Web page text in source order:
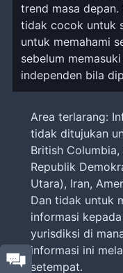
trend masa
tidak cocok untuk
untuk memahami
sebelum
independen bila
Area terlarang:
tidak ditujukan
British
Republik
Utara), Iran,
Dan tidak untuk
informasi
yurisdiksi di
informasi ini
setempat.